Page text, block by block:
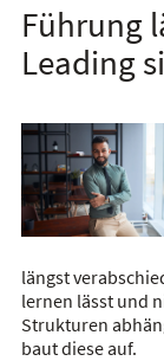
Führung
Leading
längst
lernen lässt und
Strukturen
baut diese auf.